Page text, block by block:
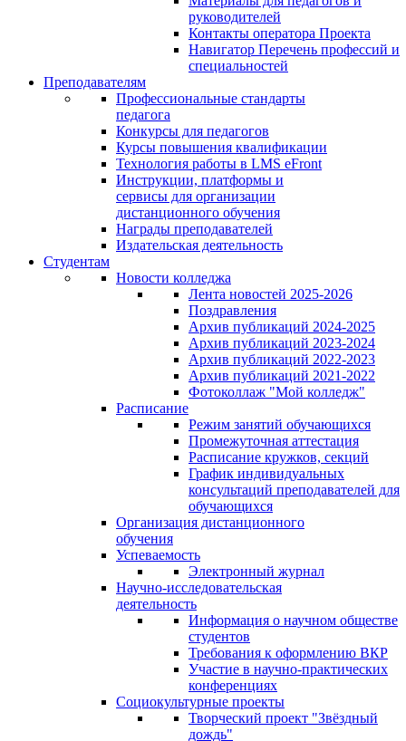
руководителей
Контакты оператора Проекта
Навигатор Перечень профессий и
специальностей
Преподавателям
Профессиональные стандарты
педагога
Конкурсы для педагогов
Курсы повышения квалификации
Технология работы в LMS eFront
Инструкции, платформы и
сервисы для организации
дистанционного обучения
Награды преподавателей
Издательская деятельность
Студентам
Новости колледжа
Лента новостей 2025-2026
Поздравления
Архив публикаций 2024-2025
Архив публикаций 2023-2024
Архив публикаций 2022-2023
Архив публикаций 2021-2022
Фотоколлаж "Мой колледж"
Расписание
Режим занятий обучающихся
Промежуточная аттестация
Расписание кружков, секций
График индивидуальных
консультаций преподавателей для
обучающихся
Организация дистанционного
обучения
Успеваемость
Электронный журнал
Научно-исследовательская
деятельность
Информация о научном обществе
студентов
Требования к оформлению ВКР
Участие в научно-практических
конференциях
Социокультурные проекты
Творческий проект "Звёздный
дождь"